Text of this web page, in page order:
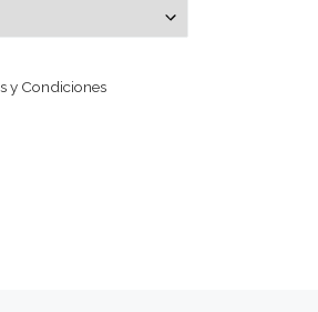
y Condiciones